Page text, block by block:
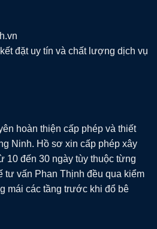
đặt uy tín và chất lượng dịch vụ
hoàn thiện cấp phép và thiết
Ninh. Hồ sơ xin cấp phép xây
10 đến 30 ngày tùy thuộc từng
tư vấn Phan Thịnh đều qua kiểm
mái các tầng trước khi đổ bê